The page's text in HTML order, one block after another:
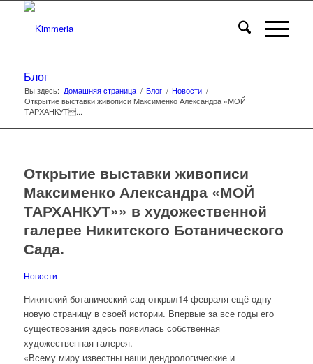
Блог
Вы здесь: Домашняя страница / Блог / Новости /
Открытие выставки живописи Максименко Александра «МОЙ
ТАРХАНКУТ...
Открытие выставки живописи
Максименко Александра «МОЙ
ТАРХАНКУТ»» в художественной
галерее Никитского Ботанического
Сада.
Новости
Никитский ботанический сад открыл14 февраля ещё одну
новую страницу в своей истории. Впервые за все годы его
существования здесь появилась собственная
художественная галерея.
«Всему миру известны наши дендрологические и